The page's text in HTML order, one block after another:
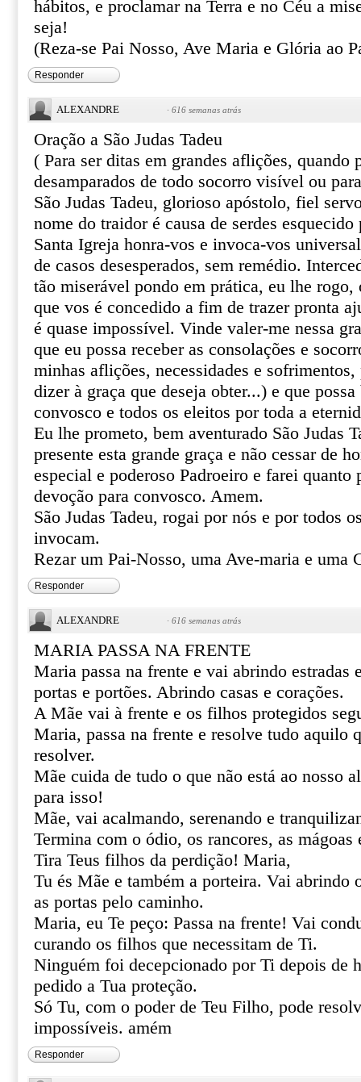
hábitos, e proclamar na Terra e no Céu a
seja!
(Reza-se Pai Nosso, Ave Maria e Glória ao
Responder
ALEXANDRE · 616 semanas atrás
Oração a São Judas Tadeu
( Para ser ditas em grandes aflições, quando
desamparados de todo socorro visível ou
São Judas Tadeu, glorioso apóstolo, fiel
nome do traidor é causa de serdes
Santa Igreja honra-vos e invoca-vos
de casos desesperados, sem remédio.
tão miserável pondo em prática, eu lhe
que vos é concedido a fim de trazer pronta
é quase impossível. Vinde valer-me nessa
que eu possa receber as consolações e
minhas aflições, necessidades e
dizer à graça que deseja obter...) e que
convosco e todos os eleitos por toda a
Eu lhe prometo, bem aventurado São Judas
presente esta grande graça e não cessar de
especial e poderoso Padroeiro e farei quanto
devoção para convosco. Amem.
São Judas Tadeu, rogai por nós e por todos
invocam.
Rezar um Pai-Nosso, uma Ave-maria e uma
Responder
ALEXANDRE · 616 semanas atrás
MARIA PASSA NA FRENTE
Maria passa na frente e vai abrindo estradas
portas e portões. Abrindo casas e corações.
A Mãe vai à frente e os filhos protegidos
Maria, passa na frente e resolve tudo aquilo
resolver.
Mãe cuida de tudo o que não está ao nosso
para isso!
Mãe, vai acalmando, serenando e
Termina com o ódio, os rancores, as mágoas
Tira Teus filhos da perdição! Maria,
Tu és Mãe e também a porteira. Vai abrindo
as portas pelo caminho.
Maria, eu Te peço: Passa na frente! Vai
curando os filhos que necessitam de Ti.
Ninguém foi decepcionado por Ti depois de
pedido a Tua proteção.
Só Tu, com o poder de Teu Filho, pode
impossíveis. amém
Responder